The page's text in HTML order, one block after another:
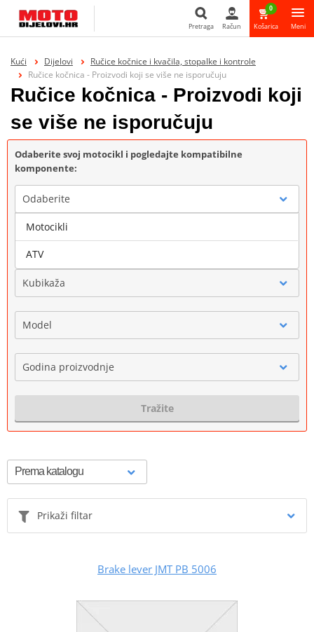
Pretraga
Pretraga Račun
0
Košarica Meni
Kući Dijelovi
Ručice kočnice i kvačila, stopalke i kontrole
Ručice kočnica - Proizvodi koji se više ne isporučuju
Ručice kočnica - Proizvodi koji
se više ne isporučuju
Odaberite svoj motocikl i pogledajte kompatibilne
komponente:
Odaberite
Marka
Kubikaža
Model
Godina proizvodnje
Tražite
Prikaži filtar
Brake lever JMT PB 5006
Motocikli
ATV